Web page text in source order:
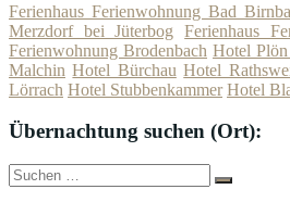
Ferienhaus Ferienwohnung Bad
Merzdorf bei Jüterbog
Ferienhaus
Ferienwohnung Brodenbach Hotel
Malchin Hotel Bürchau Hotel
Lörrach Hotel Stubbenkammer Hotel
Übernachtung suchen (Ort):
Suche
nach:
Suchen